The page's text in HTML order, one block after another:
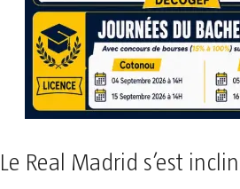
Le Real Madrid s’est